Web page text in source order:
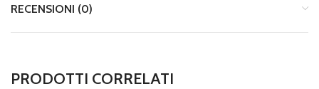
RECENSIONI (0)
PRODOTTI CORRELATI